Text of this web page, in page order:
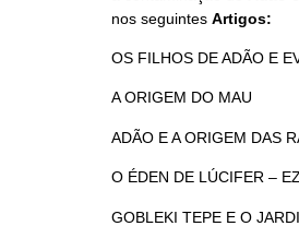
nos seguintes Artigos:
OS FILHOS DE ADÃO E
A ORIGEM DO MAU
ADÃO E A ORIGEM DAS
O ÉDEN DE LÚCIFER –
GOBLEKI TEPE E O